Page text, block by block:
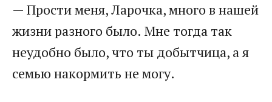
— Прости меня, Ларочка, много в нашей
жизни разного было. Мне тогда так
неудобно было, что ты добытчица, а я
семью накормить не могу.